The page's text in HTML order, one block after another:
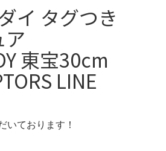
イ タグつき
東宝30cm
LINE
いております！